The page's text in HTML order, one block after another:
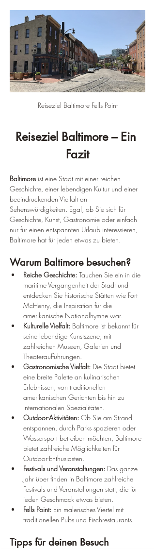
Reiseziel Baltimore Fells Point
Reiseziel Baltimore – Ein
Fazit
Baltimore ist eine Stadt mit einer reichen
Geschichte, einer lebendigen Kultur und einer
beeindruckenden Vielfalt an
Sehenswürdigkeiten. Egal, ob Sie sich für
Geschichte, Kunst, Gastronomie oder einfach
nur für einen entspannten Urlaub interessieren,
Baltimore hat für jeden etwas zu bieten.
Warum Baltimore besuchen?
Reiche Geschichte: Tauchen Sie ein in die
maritime Vergangenheit der Stadt und
entdecken Sie historische Stätten wie Fort
McHenry, die Inspiration für die
amerikanische Nationalhymne war.
Kulturelle Vielfalt: Baltimore ist bekannt für
seine lebendige Kunstszene, mit
zahlreichen Museen, Galerien und
Theateraufführungen.
Gastronomische Vielfalt: Die Stadt bietet
eine breite Palette an kulinarischen
Erlebnissen, von traditionellen
amerikanischen Gerichten bis hin zu
internationalen Spezialitäten.
Outdoor-Aktivitäten: Ob Sie am Strand
entspannen, durch Parks spazieren oder
Wassersport betreiben möchten, Baltimore
bietet zahlreiche Möglichkeiten für
Outdoor-Enthusiasten.
Festivals und Veranstaltungen: Das ganze
Jahr über finden in Baltimore zahlreiche
Festivals und Veranstaltungen statt, die für
jeden Geschmack etwas bieten.
Fells Point: Ein malerisches Viertel mit
traditionellen Pubs und Fischrestaurants.
Tipps für deinen Besuch